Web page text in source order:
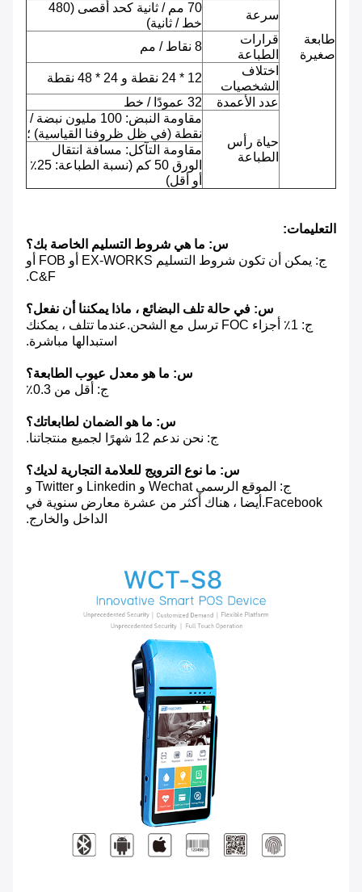
طابعة
صغيرة
سرعة
70 مم / ثانية كحد أقصى (480
خط / ثانية)
قرارات
الطباعة
8 نقاط / مم
اختلاف
الشخصيات
12 * 24 نقطة و 24 * 48 نقطة
عدد الأعمدة
32 عمودًا / خط
حياة رأس
الطباعة
مقاومة النبض: 100 مليون نبضة /
نقطة (في ظل ظروفنا القياسية) ؛
مقاومة التآكل: مسافة انتقال
الورق 50 كم (نسبة الطباعة: 25٪
أو أقل)
التعليمات:
س: ما هي شروط التسليم الخاصة بك؟
ج: يمكن أن تكون شروط التسليم EX-WORKS أو FOB أو
C&F.
س: في حالة تلف البضائع ، ماذا يمكننا أن نفعل؟
ج: 1٪ أجزاء FOC ترسل مع الشحن.عندما تتلف ، يمكنك
استبدالها مباشرة.
س: ما هو معدل عيوب الطابعة؟
ج: أقل من 0.3٪
س: ما هو الضمان لطابعاتك؟
ج: نحن ندعم 12 شهرًا لجميع منتجاتنا.
س: ما نوع الترويج للعلامة التجارية لديك؟
ج: الموقع الرسمي Wechat و Linkedin و Twitter و
Facebook.أيضا ، هناك أكثر من عشرة معارض سنوية في
الداخل والخارج.